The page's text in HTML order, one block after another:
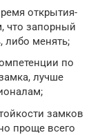
открытия-
что запорный
либо менять;
по
лучше
замков
проще всего